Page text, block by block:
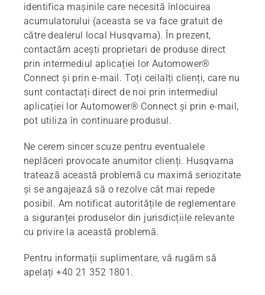
identifica mașinile care necesită înlocuirea
acumulatorului (aceasta se va face gratuit de
către dealerul local Husqvarna). În prezent,
contactăm acești proprietari de produse direct
prin intermediul aplicației lor Automower®
Connect și prin e-mail. Toți ceilalți clienți, care nu
sunt contactați direct de noi prin intermediul
aplicației lor Automower® Connect și prin e-mail,
pot utiliza în continuare produsul.
Ne cerem sincer scuze pentru eventualele
neplăceri provocate anumitor clienți. Husqvarna
tratează această problemă cu maximă seriozitate
și se angajează să o rezolve cât mai repede
posibil. Am notificat autoritățile de reglementare
a siguranței produselor din jurisdicțiile relevante
cu privire la această problemă.
Pentru informații suplimentare, vă rugăm să
apelați +40 21 352 1801.